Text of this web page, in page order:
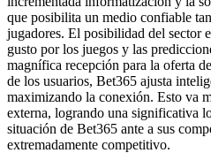
que posibilita un medio confiable
jugadores. El posibilidad del sector
gusto por los juegos y las
magnífica recepción para la oferta
de los usuarios, Bet365 ajusta
maximizando la conexión. Esto va
externa, logrando una significativa
situación de Bet365 ante a sus
extremadamente competitivo.